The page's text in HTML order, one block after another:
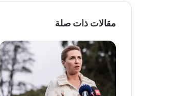
،
ا
ن
مقالات ذات صلة